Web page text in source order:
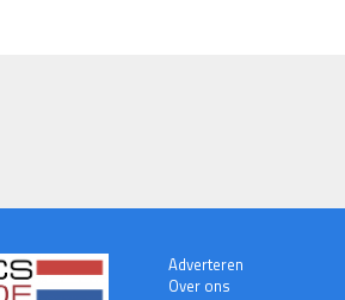
Adverteren
Over ons